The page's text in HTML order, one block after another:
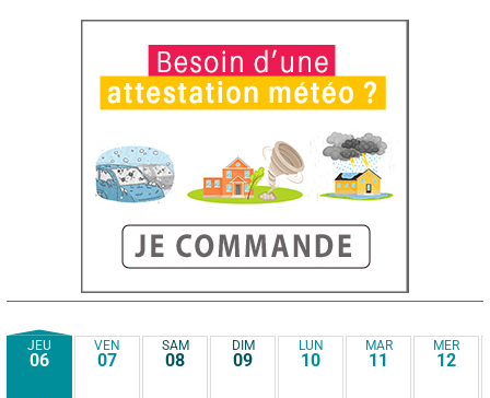
JEU
06
VEN
07
SAM
08
DIM
09
LUN
10
MAR
11
MER
12